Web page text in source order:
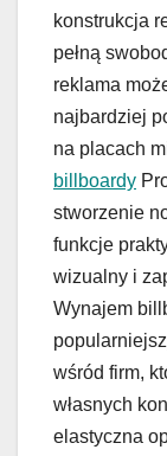
konstrukcja
pełną
reklama
najbardziej
na placach
billboardy
stworzenie
funkcje
wizualny i
Wynajem
wśród firm,
własnych
elastyczna